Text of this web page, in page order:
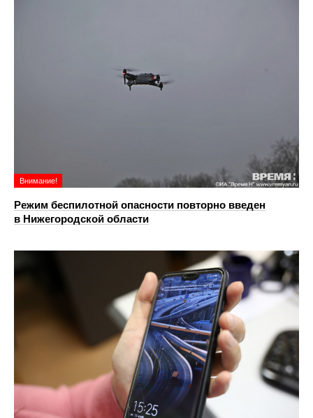
Внимание!
Режим беспилотной опасности повторно введен
в Нижегородской области